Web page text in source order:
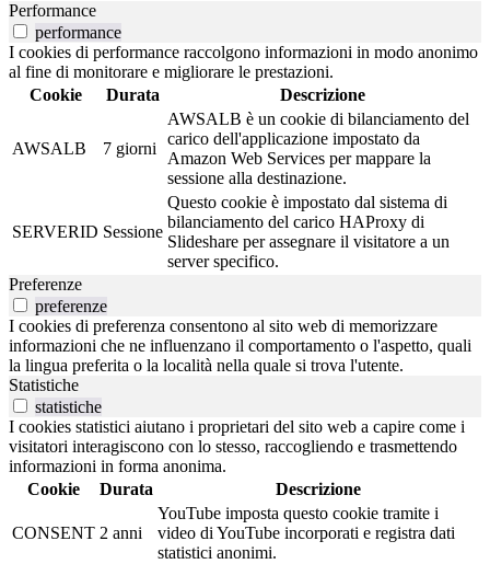
Performance
performance
I cookies di performance raccolgono informazioni in modo anonimo
al fine di monitorare e migliorare le prestazioni.
Cookie
Durata Descrizione
AWSALB 7 giorni
AWSALB è un cookie di bilanciamento del
carico dell'applicazione impostato da
Amazon Web Services per mappare la
sessione alla destinazione.
SERVERID Sessione
Questo cookie è impostato dal sistema di
bilanciamento del carico HAProxy di
Slideshare per assegnare il visitatore a un
server specifico.
Preferenze
preferenze
I cookies di preferenza consentono al sito web di memorizzare
informazioni che ne influenzano il comportamento o l'aspetto, quali
la lingua preferita o la località nella quale si trova l'utente.
Statistiche
statistiche
I cookies statistici aiutano i proprietari del sito web a capire come i
visitatori interagiscono con lo stesso, raccogliendo e trasmettendo
informazioni in forma anonima.
Cookie
Durata Descrizione
CONSENT 2 anni
YouTube imposta questo cookie tramite i
video di YouTube incorporati e registra dati
statistici anonimi.